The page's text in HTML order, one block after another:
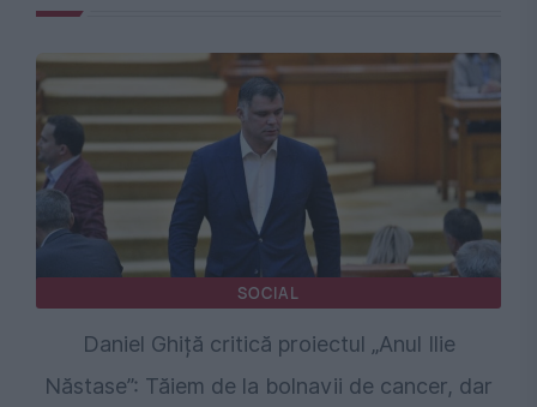
SOCIAL
Daniel Ghiță critică proiectul „Anul Ilie
Năstase”: Tăiem de la bolnavii de cancer, dar